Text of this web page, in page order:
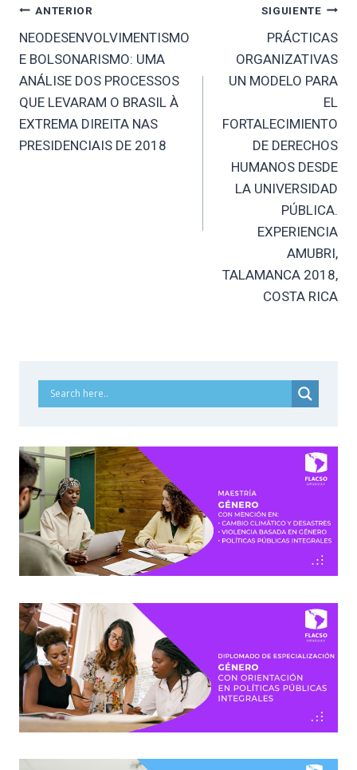
Navegación
de
entradas
ANTERIOR
NEODESENVOLVIMENTISMO
E BOLSONARISMO: UMA
ANÁLISE DOS PROCESSOS
QUE LEVARAM O BRASIL À
EXTREMA DIREITA NAS
PRESIDENCIAIS DE 2018
SIGUIENTE
PRÁCTICAS
ORGANIZATIVAS
UN MODELO PARA
EL
FORTALECIMIENTO
DE DERECHOS
HUMANOS DESDE
LA UNIVERSIDAD
PÚBLICA.
EXPERIENCIA
AMUBRI,
TALAMANCA 2018,
COSTA RICA